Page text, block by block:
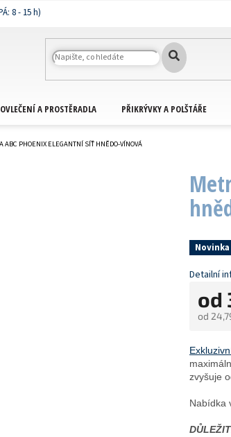
A PROSTĚRADLA PŘIKRÝVKY A POLŠTÁŘE
ABC PHOENIX ELEGANTNÍ SÍŤ HNĚDO-VÍNOVÁ
Novinka
od
od
zvyšuje
Nabídka
Detailní